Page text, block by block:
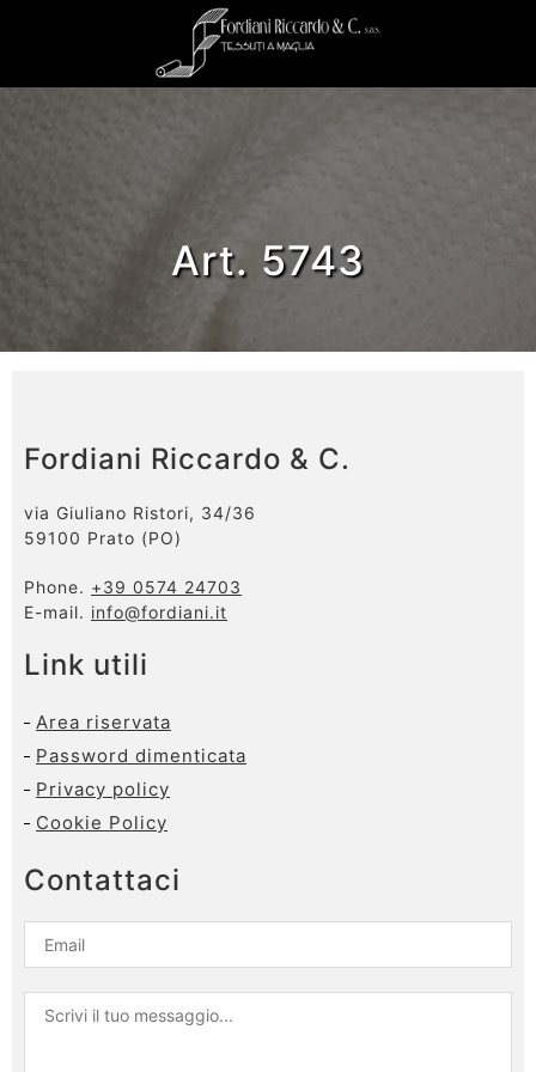
Art. 5743
Fordiani Riccardo & C.
via Giuliano Ristori, 34/36
59100 Prato (PO)
Phone. +39 0574 24703
E-mail. info@fordiani.it
Link utili
Area riservata
Password dimenticata
Privacy policy
Cookie Policy
Contattaci